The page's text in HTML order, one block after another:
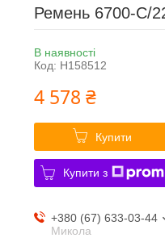
Ремень 6700-C/
В наявності
Код: H158512
4 578 ₴
Купити
Купити з
+380 (67) 633-03-44
Микола